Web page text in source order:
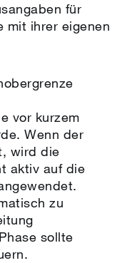
für
mit ihrer eigenen
vor kurzem
Wenn der
wird die
aktiv auf die
zu
sollte